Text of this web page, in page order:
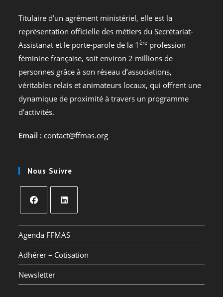
Titulaire d’un agrément ministériel, elle est la
représentation officielle des métiers du Secrétariat-
Assistanat et le porte-parole de la 1ère profession
féminine française, soit environ 2 millions de
personnes grâce à son réseau d’associations,
véritables relais et animateurs locaux, qui offrent une
dynamique de proximité à travers un programme
d’activités.
Email : contact@ffmas.org
Nous Suivre
dans
un
nouvel
dans
un
nouvel
Agenda FFMAS
Adhérer – Cotisation
Newsletter